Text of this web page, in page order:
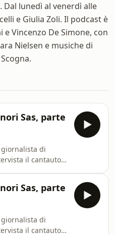
lunedì al venerdì alle
e Giulia Zoli. Il podcast è
Vincenzo De Simone, con
Nielsen e musiche di
Sas, parte
giornalista di
il cantautore
Se ascolti
abbonati a
modo concreto
aiutarci a
Sas, parte
giornalista di
il cantautore